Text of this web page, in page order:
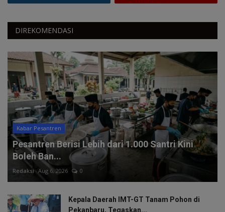
DIREKOMENDASI
Kabar Pesantren
Pesantren Berisi Lebih dari 1.000 Santri Kini
Boleh Ban...
Redaksi Aug 6, 2026 0
Kepala Daerah IMT-GT Tanam Pohon di
Pekanbaru, Tegaskan...